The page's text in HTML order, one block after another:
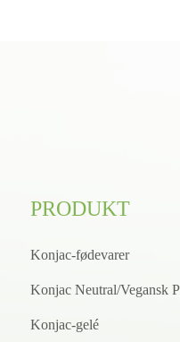
PRODUKT
Konjac-fødevarer
Konjac Neutral/Vegansk
Konjac-gelé